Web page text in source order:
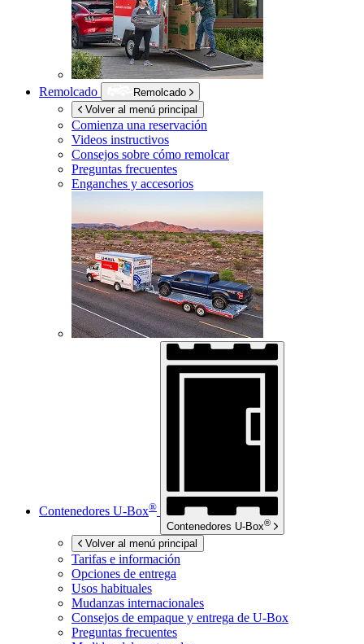
Remolcado
Remolcado
Volver al menú principal
Comienza una reservación
Videos instructivos
Consejos sobre cómo remolcar
Preguntas frecuentes
Enganches y accesorios
Contenedores U-Box®
Contenedores U-Box®
Volver al menú principal
Tarifas e información
Opciones de entrega
Usos habituales
Mudanzas internacionales
Consejos de empaque y entrega de U-Box
Preguntas frecuentes